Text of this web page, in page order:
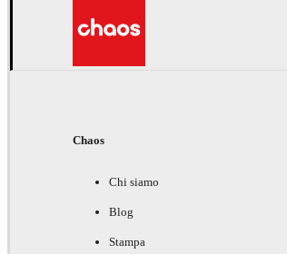
Chaos
Chi siamo
Blog
Stampa